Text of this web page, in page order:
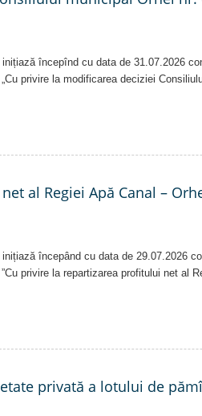
începînd cu data de 31.07.2026
privire la modificarea deciziei
al Regiei Apă Canal –
începând cu data de 29.07.2026
privire la repartizarea profitului net al
privată a lotului de